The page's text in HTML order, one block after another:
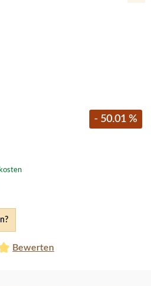
von 5 von 5 Sternen
- 50.01 %
Bewerten